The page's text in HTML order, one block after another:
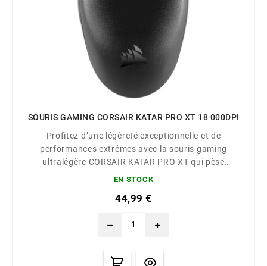
SOURIS GAMING CORSAIR KATAR PRO XT 18 000DPI
Profitez d’une légèreté exceptionnelle et de
performances extrêmes avec la souris gaming
ultralégère CORSAIR KATAR PRO XT qui pèse
seulement 73 g et offre une forme symétrique
DPI.
EN STOCK
44,99 €
remove add